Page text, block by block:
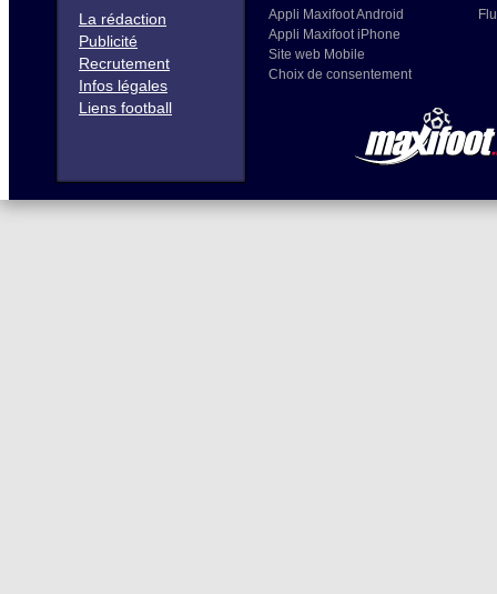
La rédaction
Publicité
Recrutement
Infos légales
Liens football
Appli Maxifoot Android
Appli Maxifoot iPhone
Site web Mobile
Choix de consentement